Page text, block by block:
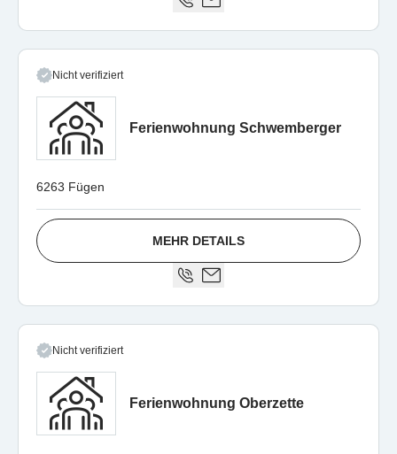
Nicht verifiziert
Ferienwohnung Schwemberger
6263 Fügen
MEHR DETAILS
Nicht verifiziert
Ferienwohnung Oberzette